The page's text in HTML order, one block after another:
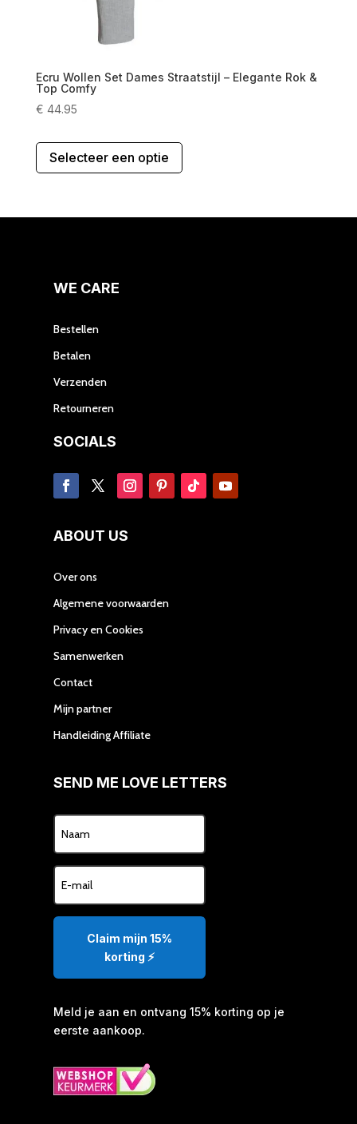
Ecru Wollen Set Dames Straatstijl – Elegante Rok &
Top Comfy
€ 44.95
Selecteer een optie
heeft
WE CARE
Bestellen
Betalen
Verzenden
Retourneren
SOCIALS
ABOUT US
Over ons
Algemene voorwaarden
Privacy en Cookies
Samenwerken
Contact
Mijn partner
Handleiding Affiliate
SEND ME LOVE LETTERS
Claim mijn 15%
korting ⚡️
Meld je aan en ontvang 15% korting op je
eerste aankoop.